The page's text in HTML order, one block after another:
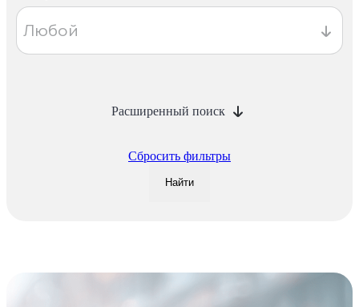
Расширенный поиск
Сбросить фильтры
Найти